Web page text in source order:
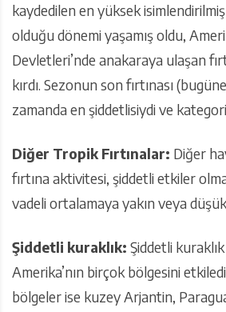
kaydedilen en yüksek
olduğu dönemi yaşamış oldu,
Devletleri’nde anakaraya ulaşan
kırdı. Sezonun son fırtınası
zamanda en şiddetlisiydi ve kategori
Diğer Tropik Fırtınalar: Diğer
fırtına aktivitesi, şiddetli etkiler
vadeli ortalamaya yakın veya
Şiddetli kuraklık: Şiddetli
Amerika’nın birçok bölgesini
bölgeler ise kuzey Arjantin,